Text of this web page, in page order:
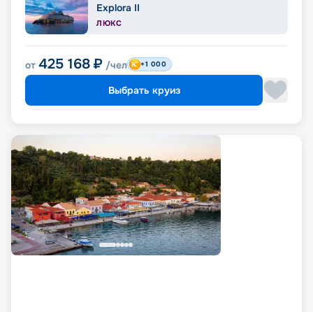
Explora II
ЛЮКС
от 425 168 ₽ /чел +1 000
Выбрать круиз